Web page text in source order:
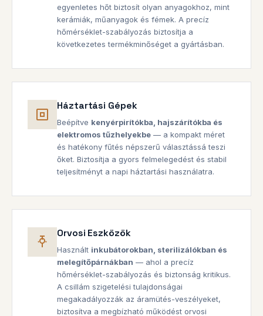
egyenletes hőt biztosít olyan anyagokhoz, mint
kerámiák, műanyagok és fémek. A precíz
hőmérséklet-szabályozás biztosítja a
következetes termékminőséget a gyártásban.
Háztartási Gépek
Beépítve kenyérpirítókba, hajszárítókba és
elektromos tűzhelyekbe — a kompakt méret
és hatékony fűtés népszerű választássá teszi
őket. Biztosítja a gyors felmelegedést és stabil
teljesítményt a napi háztartási használatra.
Orvosi Eszközök
Használt inkubátorokban, sterilizálókban és
melegítőpárnákban — ahol a precíz
hőmérséklet-szabályozás és biztonság kritikus.
A csillám szigetelési tulajdonságai
megakadályozzák az áramütés-veszélyeket,
biztosítva a megbízható működést orvosi